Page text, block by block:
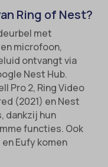
Ring of Nest?
met
microfoon,
ontvangt via
Nest Hub.
Pro 2, Ring Video
(2021) en Nest
dankzij hun
functies. Ook
Eufy komen